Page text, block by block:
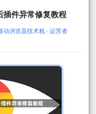
插件异常修复教程
动浏览器技术栈 - 运营者